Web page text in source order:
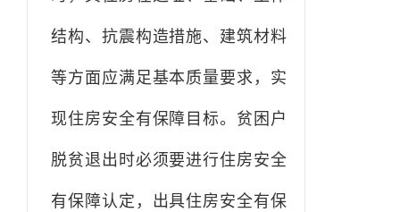
结构、抗震构造措施、建筑材料
等方面应满足基本质量要求，实
现住房安全有保障目标。贫困户
脱贫退出时必须要进行住房安全
有保障认定，出具住房安全有保